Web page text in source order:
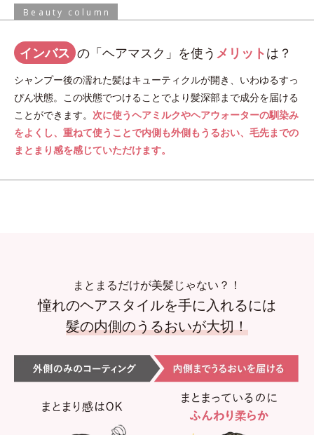
Beauty column
インバス の「ヘアマスク」を使う メリットは？
シャンプー後の濡れた髪はキューティクルが開き、いわゆるすっ
ぴん状態。この状態でつけることでより髪深部まで成分を届ける
ことができます。 次に使うヘアミルクやヘアウォーターの馴染み
をよくし、重ねて使うことで内側も外側もうるおい、毛先までの
まとまり感を感じていただけます。
まとまるだけが美髪じゃない？！
憧れのヘアスタイルを手に入れるには
髪の内側のうるおいが大切！